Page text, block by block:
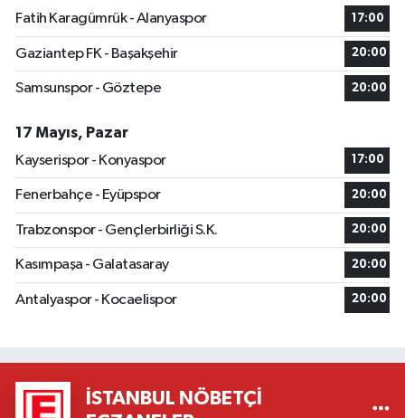
Fatih Karagümrük - Alanyaspor
17:00
Gaziantep FK - Başakşehir 20:00
Samsunspor - Göztepe 20:00
17 Mayıs, Pazar
Kayserispor - Konyaspor
17:00
Fenerbahçe - Eyüpspor 20:00
Trabzonspor - Gençlerbirliği S.K. 20:00
Kasımpaşa - Galatasaray 20:00
Antalyaspor - Kocaelispor 20:00
İSTANBUL NÖBETÇI